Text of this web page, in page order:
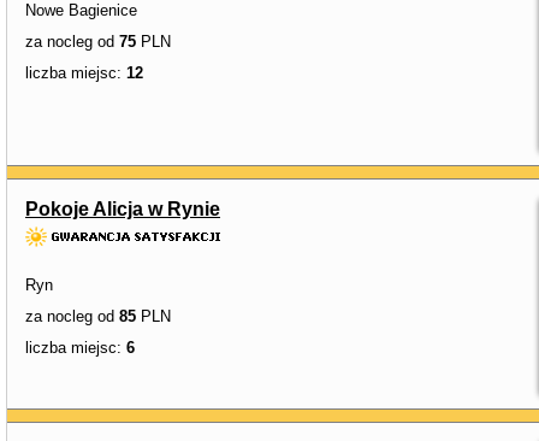
Nowe Bagienice
za nocleg od 75 PLN
liczba miejsc: 12
Pokoje Alicja w Rynie
Ryn
za nocleg od 85 PLN
liczba miejsc: 6